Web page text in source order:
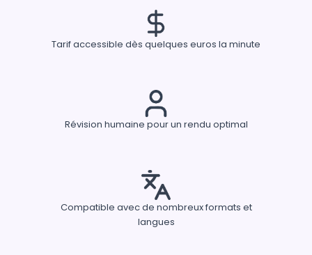
Tarif accessible dès quelques euros la minute
Révision humaine pour un rendu optimal
Compatible avec de nombreux formats et
langues